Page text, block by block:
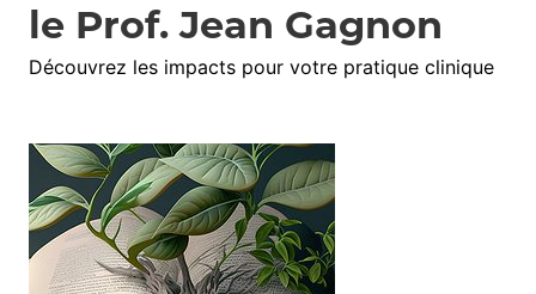
le Prof. Jean Gagnon
Découvrez les impacts pour votre pratique clinique